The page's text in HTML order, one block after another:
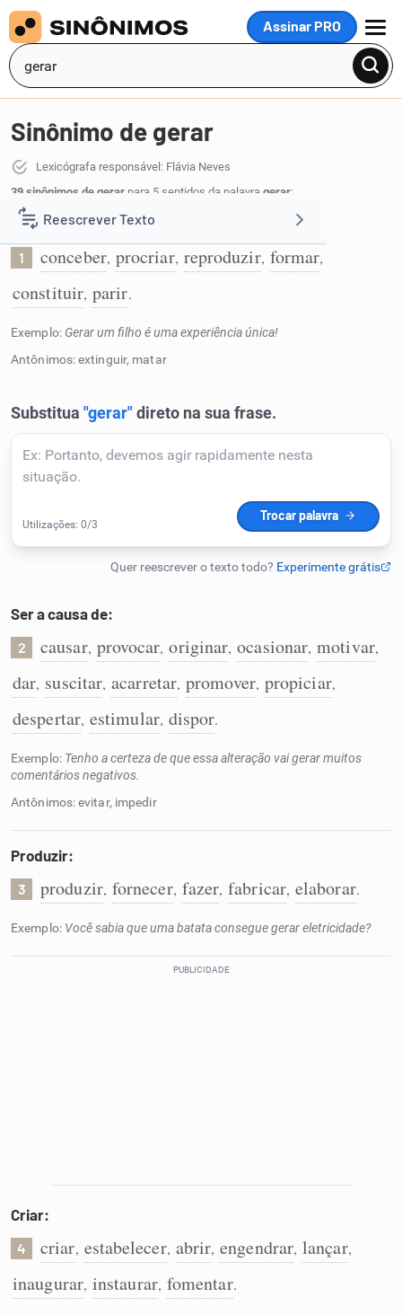
Assinar PRO
MENU
Reescrever Texto
Resumir Texto
Detector de IA
Humanizador de IA
Cata-letras
Caça-palavras
Dicionário
Sinônimos
Sinônimo de gerar
Lexicógrafa responsável: Flávia Neves
39 sinônimos de gerar para 5 sentidos da palavra gerar:
Dar a existência:
1 conceber, procriar, reproduzir, formar,
constituir, parir.
Exemplo: Gerar um filho é uma experiência única!
Antônimos: extinguir, matar
Ser a causa de:
2 causar, provocar, originar, ocasionar, motivar,
dar, suscitar, acarretar, promover, propiciar,
despertar, estimular, dispor.
Exemplo: Tenho a certeza de que essa alteração vai gerar muitos
comentários negativos.
Antônimos: evitar, impedir
Produzir:
3 produzir, fornecer, fazer, fabricar, elaborar.
Exemplo: Você sabia que uma batata consegue gerar eletricidade?
Criar:
4 criar, estabelecer, abrir, engendrar, lançar,
inaugurar, instaurar, fomentar.